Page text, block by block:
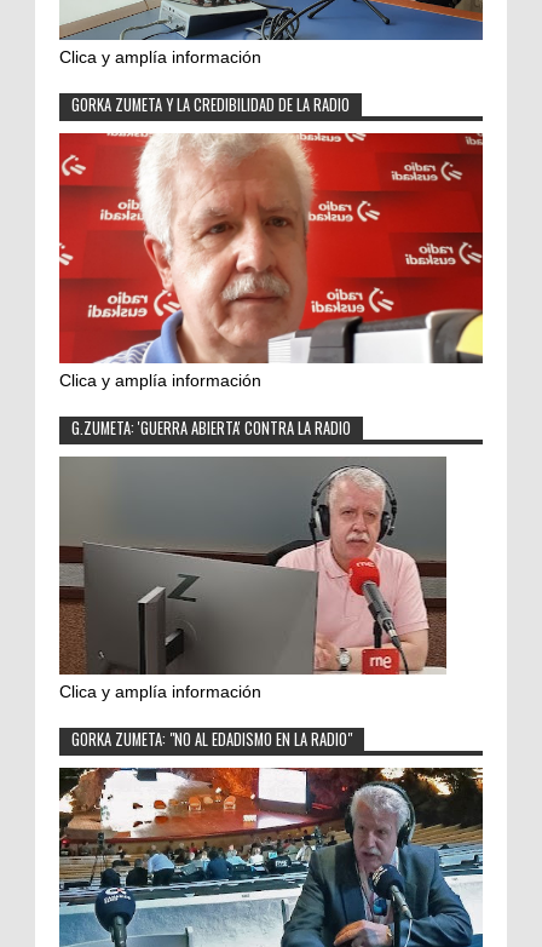
Clica y amplía información
GORKA ZUMETA Y LA CREDIBILIDAD DE LA RADIO
Clica y amplía información
G.ZUMETA: 'GUERRA ABIERTA' CONTRA LA RADIO
Clica y amplía información
GORKA ZUMETA: "NO AL EDADISMO EN LA RADIO"